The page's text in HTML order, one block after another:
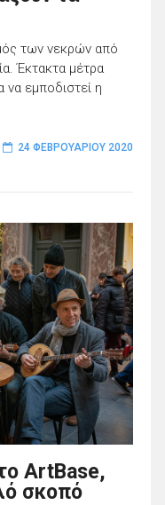
των νεκρών από
Έκτακτα μέτρα
να εμποδιστεί η
24 ΦΕΒΡΟΥΑΡΊΟΥ 2020
ArtBase,
σκοπό